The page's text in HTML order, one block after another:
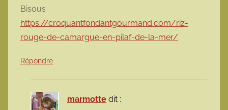
Bisous
https://croquantfondantgourmand.com/riz-
rouge-de-camargue-en-pilaf-de-la-mer/
Répondre
marmotte dit :